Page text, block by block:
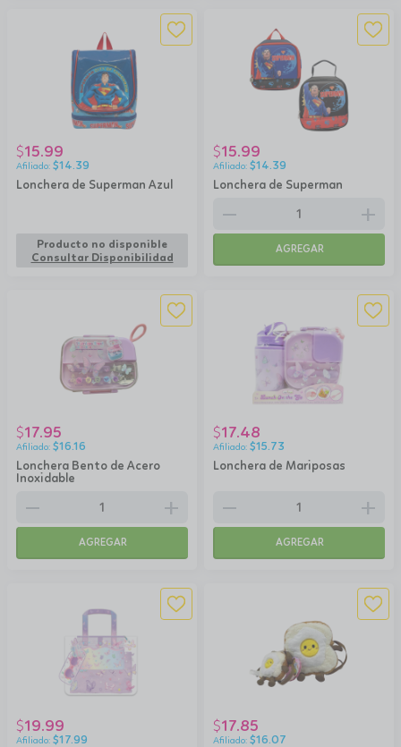
Lonchera de Superman Azul
$15.99
$14.39
Producto no disponible
Consultar Disponibilidad
Lonchera de Superman
$15.99
$14.39
remove add
AGREGAR
Lonchera Bento de Acero
Inoxidable
$17.95
$16.16
remove add
AGREGAR
Lonchera de Mariposas
$17.48
$15.73
remove add
AGREGAR
$19.99
$17.99
$17.85
$16.07